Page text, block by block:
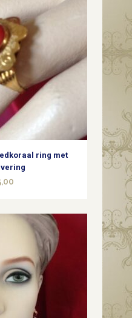
ring met